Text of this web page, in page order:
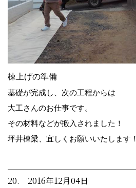
棟上げの準備
基礎が完成し、次の工程からは
大工さんのお仕事です。
その材料などが搬入されました！
坪井棟梁、宜しくお願いいたします！
20. 2016年12月04日